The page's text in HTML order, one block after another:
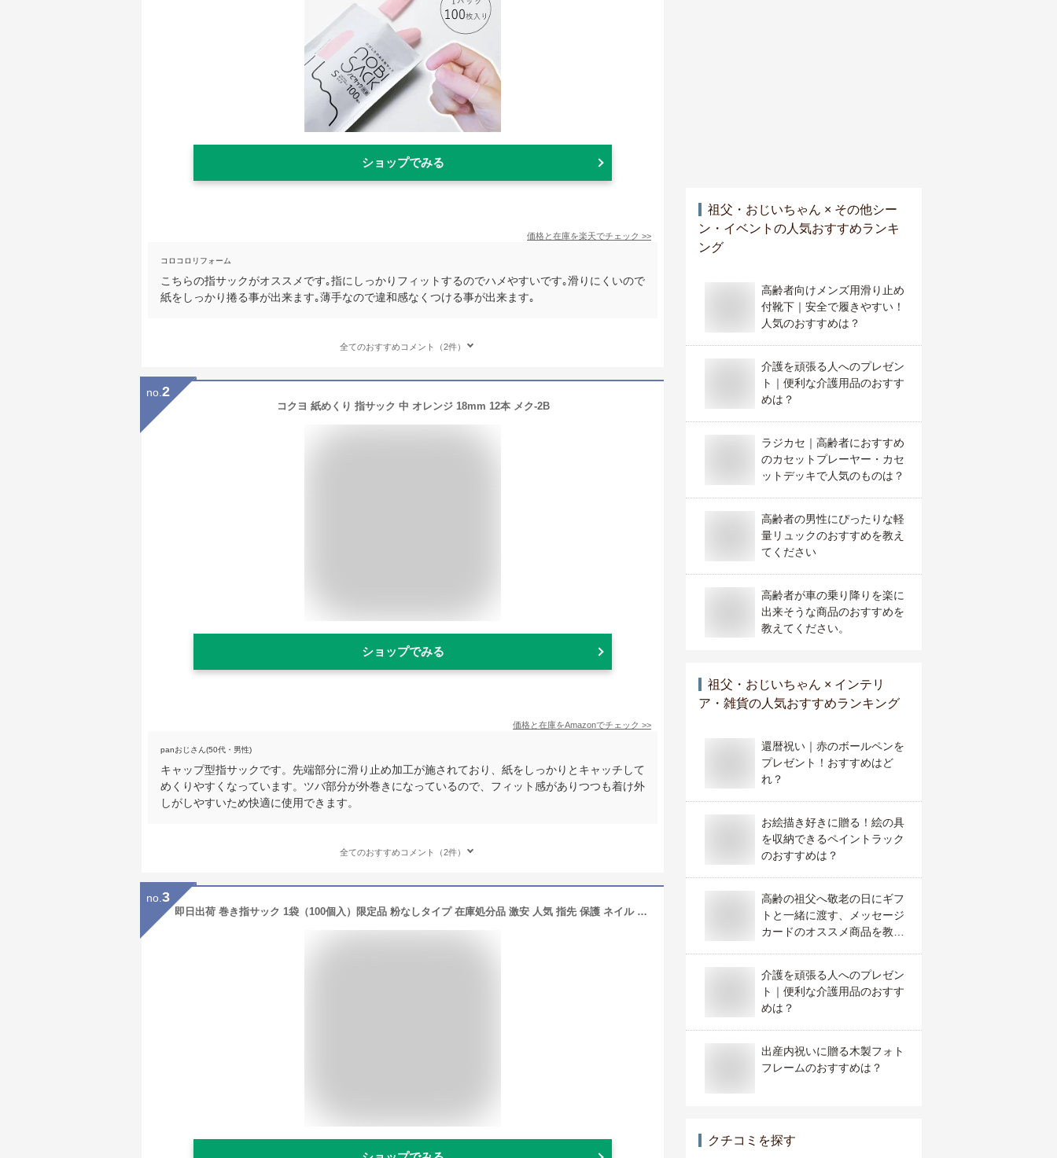
ショップでみる
価格と在庫を楽天でチェック >>
コロコロリフォーム
こちらの指サックがオススメです｡指にしっかりフィットするのでハメやすいです｡滑りにくいので
紙をしっかり捲る事が出来ます｡薄手なので違和感なくつける事が出来ます｡
全てのおすすめコメント（2件）
no. 2
コクヨ 紙めくり 指サック 中 オレンジ 18mm 12本 メク-2B
ショップでみる
価格と在庫をAmazonでチェック >>
panおじさん(50代・男性)
キャップ型指サックです。先端部分に滑り止め加工が施されており、紙をしっかりとキャッチして
めくりやすくなっています。ツバ部分が外巻きになっているので、フィット感がありつつも着け外
しがしやすいため快適に使用できます。
全てのおすすめコメント（2件）
no. 3
即日出荷 巻き指サック 1袋（100個入）限定品 粉なしタイプ 在庫処分品 激安 人気 指先 保護 ネイル ネイルオフ
祖父・おじいちゃん × その他シー
ン・イベント の人気おすすめランキ
ング
高齢者向けメンズ用滑り止め
付靴下｜安全で履きやすい！
人気のおすすめは？
介護を頑張る人へのプレゼン
ト｜便利な介護用品のおすす
めは？
ラジカセ｜高齢者におすすめ
のカセットプレーヤー・カセ
ットデッキで人気のものは？
高齢者の男性にぴったりな軽
量リュックのおすすめを教え
てください
高齢者が車の乗り降りを楽に
出来そうな商品のおすすめを
教えてください。
祖父・おじいちゃん × インテリ
ア・雑貨の人気おすすめランキング
還暦祝い｜赤のボールペンを
プレゼント！おすすめはど
れ？
お絵描き好きに贈る！絵の具
を収納できるペイントラック
のおすすめは？
高齢の祖父へ敬老の日にギフ
トと一緒に渡す、メッセージ
カードのオススメ商品を教え
介護を頑張る人へのプレゼン
ト｜便利な介護用品のおすす
めは？
出産内祝いに贈る木製フォト
フレームのおすすめは？
クチコミを探す